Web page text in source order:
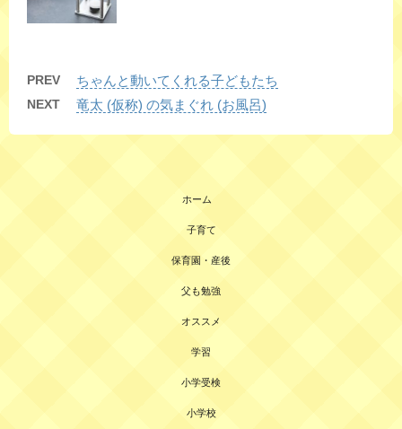
PREV ちゃんと動いてくれる子どもたち
NEXT 竜太 (仮称) の気まぐれ (お風呂)
ホーム
子育て
保育園・産後
父も勉強
オススメ
学習
小学受検
小学校